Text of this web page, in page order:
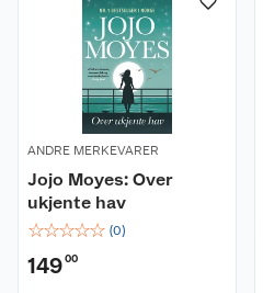
ANDRE MERKEVARER
Jojo Moyes: Over
ukjente hav
☆☆☆☆☆ (0)
14900